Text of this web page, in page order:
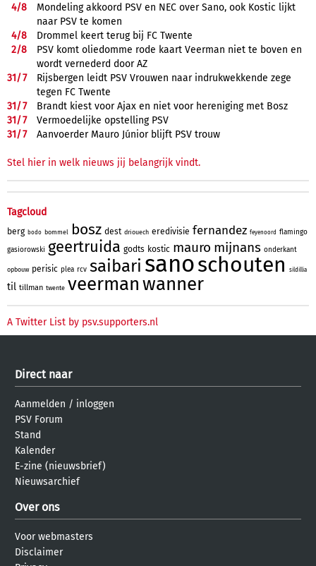
4/8
Mondeling akkoord PSV en NEC over Sano, ook Kostic lijkt
naar PSV te komen
4/8
Drommel keert terug bij FC Twente
2/8
PSV komt oliedomme rode kaart Veerman niet te boven en
wordt vernederd door AZ
31/7
Rijsbergen leidt PSV Vrouwen naar indrukwekkende zege
tegen FC Twente
31/7
Brandt kiest voor Ajax en niet voor hereniging met Bosz
31/7
Vermoedelijke opstelling PSV
31/7 Aanvoerder Mauro Júnior blijft PSV trouw
Stel hier in welk nieuws jij belangrijk vindt.
Tagcloud
berg bodo bommel bosz dest driouech eredivisie fernandez feyenoord flamingo
gasiorowski geertruida godts kostic mauro mijnans onderkant
opbouw perisic plea rcv saibari sanoschouten sildillia
til tillman twente veermanwanner
A Twitter List by psv.supporters.nl
Direct naar
Aanmelden / inloggen
PSV Forum
Stand
Kalender
E-zine (nieuwsbrief)
Nieuwsarchief
Over ons
Voor webmasters
Disclaimer